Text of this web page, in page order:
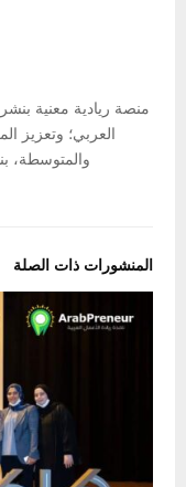
منصة ريادية معنية
العربي؛ وتعزيز
والمتوسطة،
المنشورات ذات الصلة